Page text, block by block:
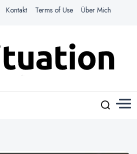
Kontakt Terms of Use Über Mich